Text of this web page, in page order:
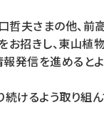
口哲夫さまの他、
招きし、東山植
報発信を進めると
けるよう取り組